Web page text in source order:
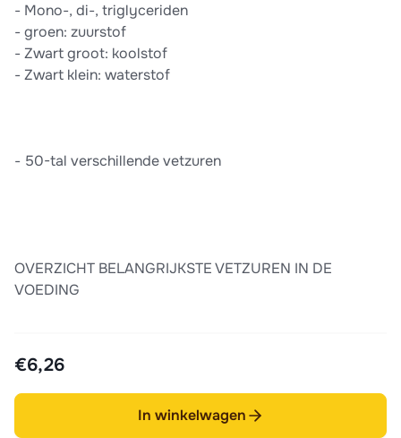
- Mono-, di-, triglyceriden
- groen: zuurstof
- Zwart groot: koolstof
- Zwart klein: waterstof
- 50-tal verschillende vetzuren
OVERZICHT BELANGRIJKSTE VETZUREN IN DE
VOEDING
€6,26
In winkelwagen